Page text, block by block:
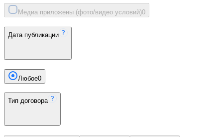
Медиа приложены (фото/видео условий)0
Дата публикации
Любое0
Тип договора